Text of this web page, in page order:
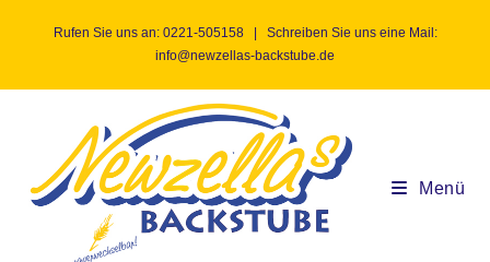
Rufen Sie uns an: 0221-505158
| Schreiben Sie uns eine Mail:
info@newzellas-backstube.de
Menü